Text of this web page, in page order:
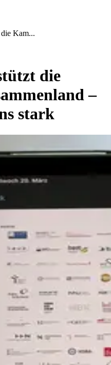
Kam...
die
–
stark